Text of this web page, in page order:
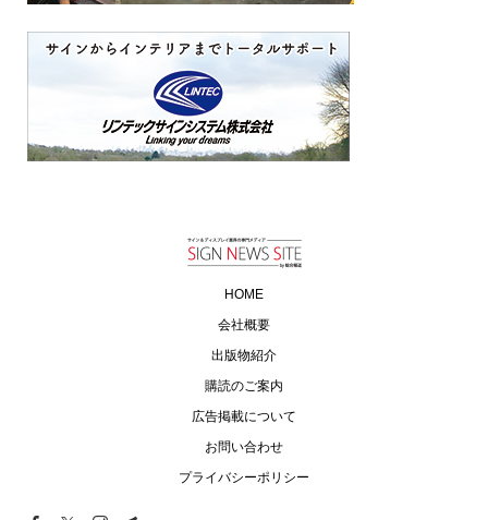
HOME
会社概要
出版物紹介
購読のご案内
広告掲載について
お問い合わせ
プライバシーポリシー